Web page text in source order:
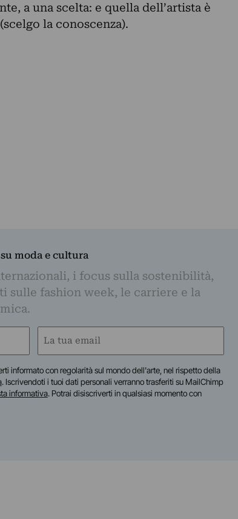
a una scelta: e quella dell’artista è
la conoscenza).
moda e cultura
i focus sulla sostenibilità,
sulle fashion week, le carriere e la
Email
informato con regolarità sul mondo dell'arte, nel rispetto della
. Iscrivendoti i tuoi dati personali verranno trasferiti su MailChimp
informativa. Potrai disiscriverti in qualsiasi momento con